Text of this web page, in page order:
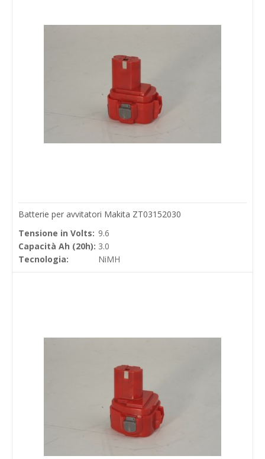
Batterie per avvitatori Makita ZT03152030
Tensione in Volts: 9.6
Capacità Ah (20h): 3.0
Tecnologia:
NiMH